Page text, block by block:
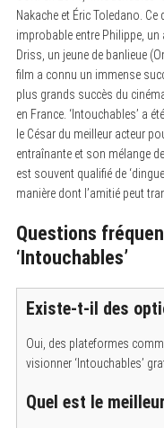
Nakache et Éric Toledano.
improbable entre Philippe,
Driss, un jeune de banlieue
film a connu un immense
plus grands succès du
en France. ‘Intouchables’ a
le César du meilleur acteur
entraînante et son mélange
est souvent qualifié de
manière dont l’amitié peut
Questions
‘Intouchables’
Existe-t-il des
Oui, des plateformes
visionner ‘Intouchables’
Quel est le
S
e
a
c
h
r